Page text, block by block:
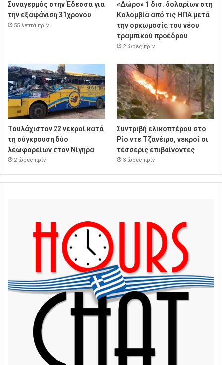
Συναγερμός στην Έδεσσα για
την εξαφάνιση 31χρονου
55 λεπτά πρίν
«Δώρο» 1 δισ. δολαρίων στη
Κολομβία από τις ΗΠΑ μετά
την ορκωμοσία του νέου
τραμπικού προέδρου
2 ώρες πρίν
Τουλάχιστον 22 νεκροί κατά
τη σύγκρουση δύο
λεωφορείων στον Νίγηρα
2 ώρες πρίν
Συντριβή ελικοπτέρου στο
Ρίο ντε Τζανέιρο, νεκροί οι
τέσσερις επιβαίνοντες
3 ώρες πρίν